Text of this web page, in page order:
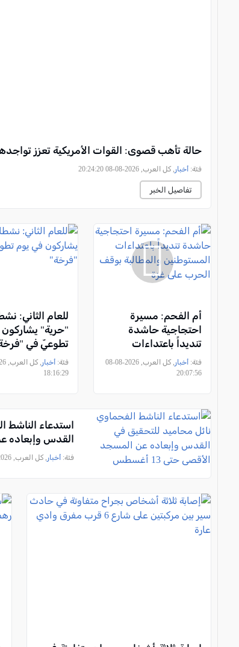
حالة تأهب قصوى: القوات الأمريكية تعزز
فئة: أخبار , كل العرب, 2026-08-08 20:24:20
تفاصيل الخبر
أم الفحم: مسيرة
احتجاجية حاشدة
تنديداً باعتداءات
المستوطنين والمطالبة
بوقف الحرب على غزة
فئة: أخبار
, كل العرب, 2026-08-08
20:07:56
للعام الثاني:
"حرية"
تطوعيّ في
فئة: أخبار
18:16:29
استدعاء الناشط
القدس وإبعاده عن
فئة: أخبار , كل العرب, 2026-08-08 15:15:04